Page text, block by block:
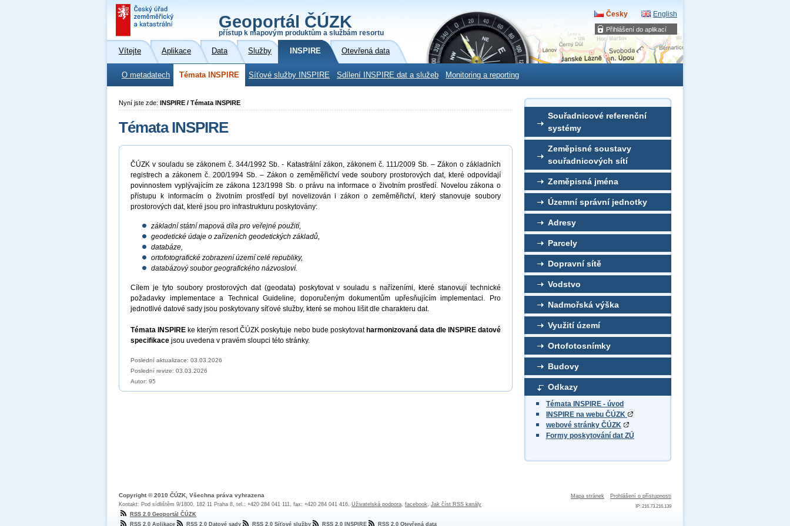
Přihlášení do aplikací
Geoportál ČÚZK
přístup k mapovým produktům a službám resortu
Česky English
Vítejte Aplikace Data Služby INSPIRE Otevřená data
O metadatech Témata INSPIRE Síťové služby INSPIRE Sdílení INSPIRE dat a služeb Monitoring a reporting
Souřadnicové referenční
systémy
Zeměpisné soustavy
souřadnicových sítí
Zeměpisná jména
Územní správní jednotky
Adresy
Parcely
Dopravní sítě
Vodstvo
Nadmořská výška
Využití území
Ortofotosnímky
Budovy
Odkazy
Témata INSPIRE - úvod
INSPIRE na webu ČÚZK
webové stránky ČÚZK
Formy poskytování dat ZÚ
Nyní jste zde: INSPIRE / Témata INSPIRE
Témata INSPIRE
ČÚZK v souladu se zákonem č. 344/1992 Sb. - Katastrální zákon, zákonem č. 111/2009 Sb. – Zákon o základních
registrech a zákonem č. 200/1994 Sb. – Zákon o zeměměřictví vede soubory prostorových dat, které odpovídají
povinnostem vyplývajícím ze zákona 123/1998 Sb. o právu na informace o životním prostředí. Novelou zákona o
přístupu k informacím o životním prostředí byl novelizován i zákon o zeměměřictví, který stanovuje soubory
prostorových dat, které jsou pro infrastrukturu poskytovány:
základní státní mapová díla pro veřejné použití,
geodetické údaje o zařízeních geodetických základů,
databáze,
ortofotografické zobrazení území celé republiky,
databázový soubor geografického názvosloví.
Cílem je tyto soubory prostorových dat (geodata) poskytovat v souladu s nařízeními, které stanovují technické
požadavky implementace a Technical Guideline, doporučeným dokumentům upřesňujícím implementaci. Pro
jednotlivé datové sady jsou poskytovany síťové služby, které se mohou lišit dle charakteru dat.
Témata INSPIRE ke kterým resort ČÚZK poskytuje nebo bude poskytovat harmonizovaná data dle INSPIRE datové
specifikace jsou uvedena v pravém sloupci této stránky.
Poslední aktualizace: 03.03.2026
Poslední revize: 03.03.2026
Autor: 95
Mapa stránek Prohlášení o přístupnosti
IP: 216.73.216.139
Copyright © 2010 ČÚZK, Všechna práva vyhrazena
Kontakt: Pod sídlištěm 9/1800, 182 11 Praha 8, tel.: +420 284 041 111, fax: +420 284 041 416, Uživatelská podpora, facebook, Jak číst RSS kanály
RSS 2.0 Geoportál ČÚZK
RSS 2.0 Aplikace
RSS 2.0 Datové sady RSS 2.0 Síťové služby RSS 2.0 INSPIRE RSS 2.0 Otevřená data